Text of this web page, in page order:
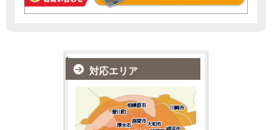
対応エリア